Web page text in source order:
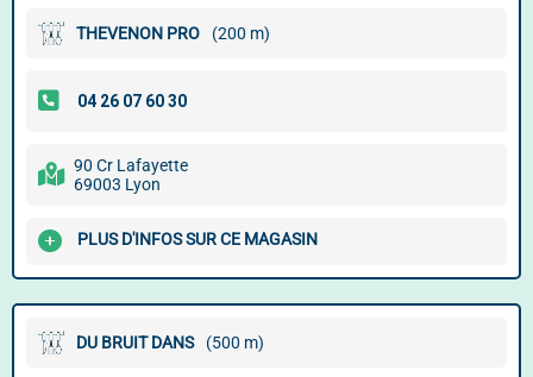
THEVENON PRO (200 m)
90 Cr Lafayette
69003 Lyon
PLUS D'INFOS SUR CE MAGASIN
DU BRUIT DANS (500 m)